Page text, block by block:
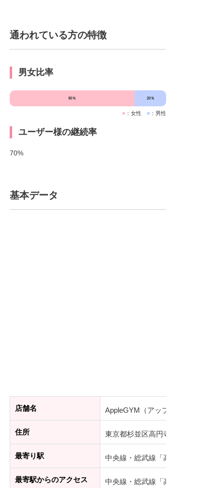
通われている方の特徴
男女比率
80％ 20％
■ ：女性 ■ ：男性
ユーザー様の継続率
70%
基本データ
店舗名 AppleGYM（アップルジム）高円
住所 東京都杉並区高円寺北2-23-1 西畑
最寄り駅 中央線・総武線「高円寺駅」
最寄駅からのアクセス 中央線・総武線「高円寺駅」北口